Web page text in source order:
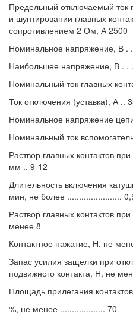
Предельный отключаемый ток
и шунтировании главных
сопротивлением 2 Ом, А 2500
Номинальное напряжение, В .
Наибольшее напряжение, В . .
Номинальный ток главных
Ток отключения (уставка), А ..
Номинальное напряжение
Номинальный ток
Раствор главных контактов
мм .. 9-12
Длительность включения
мин, не более .......................
Раствор главных контактов
менее 8
Контактное нажатие, Н, не
Запас усилия защелки при
подвижного контакта, Н, не
Площадь прилегания
%, не менее ................... 70